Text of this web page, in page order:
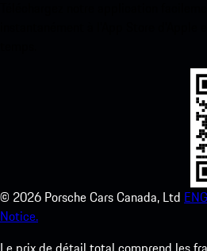
© 2026 Porsche Cars Canada, Ltd
Notice.